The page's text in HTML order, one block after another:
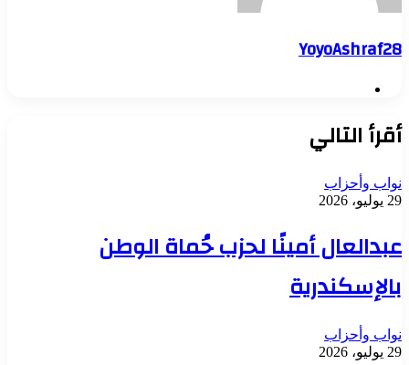
YoyoAshraf28
أقرأ التالي
نواب وأحزاب
29 يوليو، 2026
عبدالعال أمينًا لحزب حُماة الوطن
بالإسكندرية
نواب وأحزاب
29 يوليو، 2026